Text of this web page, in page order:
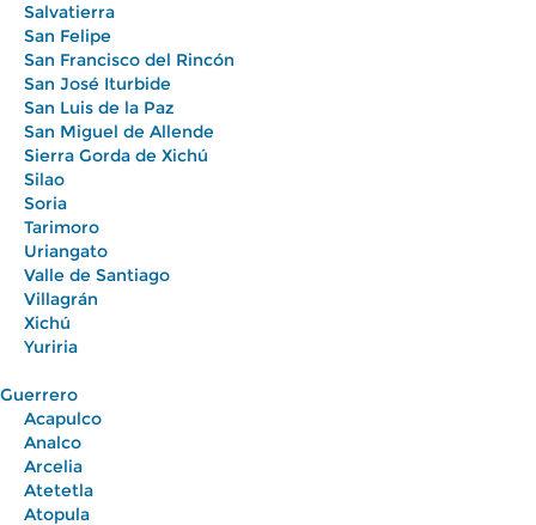
Salvatierra
San Felipe
San Francisco del Rincón
San José Iturbide
San Luis de la Paz
San Miguel de Allende
Sierra Gorda de Xichú
Silao
Soria
Tarimoro
Uriangato
Valle de Santiago
Villagrán
Xichú
Yuriria
Guerrero
Acapulco
Analco
Arcelia
Atetetla
Atopula